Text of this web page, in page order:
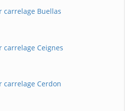
carrelage Buellas
Ceignes
carrelage Cerdon